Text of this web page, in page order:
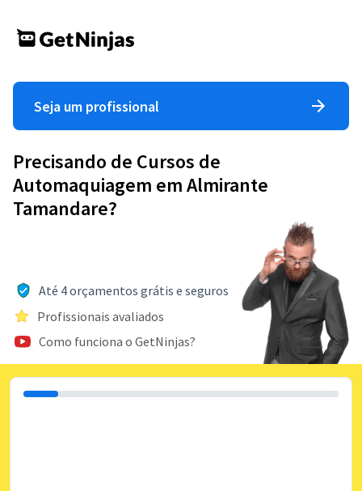
Seja um profissional
Precisando de Cursos de
Automaquiagem em Almirante
Tamandare?
Até 4 orçamentos grátis e seguros
Profissionais avaliados
Como funciona o GetNinjas?